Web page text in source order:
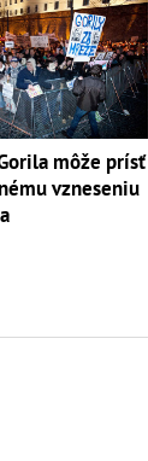
môže prísť
vzneseniu